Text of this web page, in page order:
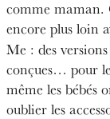
comme maman.
encore plus loin
Me : des
conçues… pour
même les bébés
oublier les